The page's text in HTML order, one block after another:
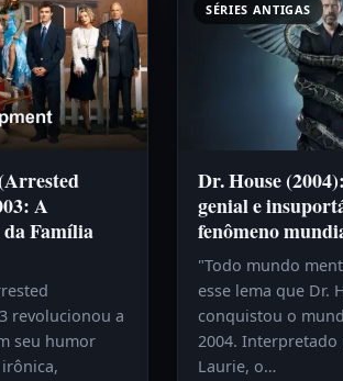
A
Família
revolucionou a
seu humor
SÉRIES ANTIGAS
Dr. House
genial e
fenômeno
"Todo mundo
esse lema que Dr.
conquistou o
2004.
Laurie, o…